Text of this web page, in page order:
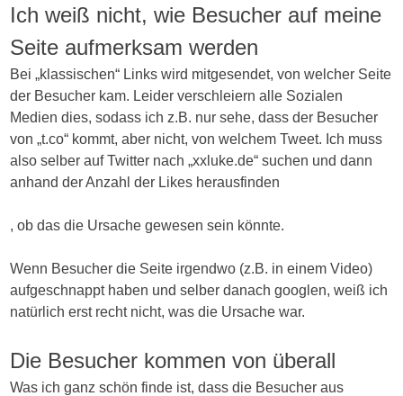
Ich weiß nicht, wie Besucher auf meine
Seite aufmerksam werden
Bei „klassischen“ Links wird mitgesendet, von welcher Seite
der Besucher kam. Leider verschleiern alle Sozialen
Medien dies, sodass ich z.B. nur sehe, dass der Besucher
von „t.co“ kommt, aber nicht, von welchem Tweet. Ich muss
also selber auf Twitter nach „xxluke.de“ suchen und dann
anhand der Anzahl der Likes herausfinden
Specifically,
care,
problems,
members,
child,
, ob das die Ursache gewesen sein könnte.
Wenn Besucher die Seite irgendwo (z.B. in einem Video)
aufgeschnappt haben und selber danach googlen, weiß ich
natürlich erst recht nicht, was die Ursache war.
Die Besucher kommen von überall
Was ich ganz schön finde ist, dass die Besucher aus